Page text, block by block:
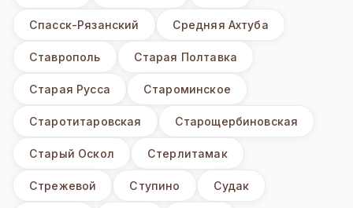
Спасск-Рязанский Средняя Ахтуба
Ставрополь Старая Полтавка
Старая Русса Староминское
Старотитаровская Старощербиновская
Старый Оскол Стерлитамак
Стрежевой Ступино Судак